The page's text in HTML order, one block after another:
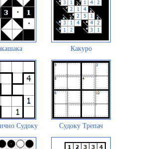
Какуро
Судоку Судоку Трепач